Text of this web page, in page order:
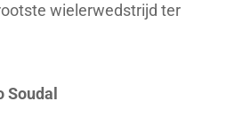
wielerwedstrijd ter
Soudal